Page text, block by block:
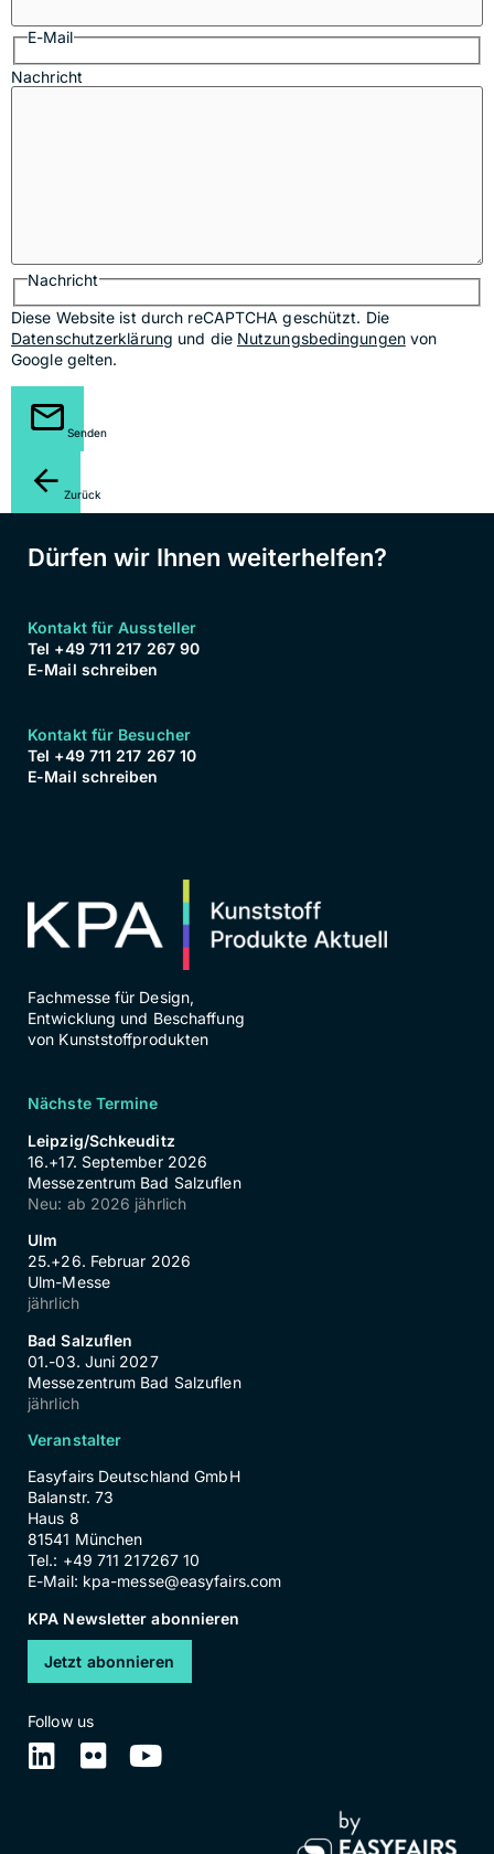
E-Mail
Nachricht
Nachricht
Diese Website ist durch reCAPTCHA geschützt. Die
Datenschutzerklärung und die Nutzungsbedingungenvon
Google gelten.
Senden
Zurück
Dürfen wir Ihnen weiterhelfen?
Kontakt für Aussteller
Tel +49 711 217 267 90
E-Mail schreiben
Kontakt für Besucher
Tel +49 711 217 267 10
E-Mail schreiben
Fachmesse für Design,
Entwicklung und Beschaffung
von Kunststoffprodukten
Nächste Termine
Leipzig/Schkeuditz
16.+17. September 2026
Messezentrum Bad Salzuflen
Neu: ab 2026 jährlich
Ulm
25.+26. Februar 2026
Ulm-Messe
jährlich
Bad Salzuflen
01.-03. Juni 2027
Messezentrum Bad Salzuflen
jährlich
Veranstalter
Easyfairs Deutschland GmbH
Balanstr. 73
Haus 8
81541 München
Tel.: +49 711 217267 10
E-Mail: kpa-messe@easyfairs.com
KPA Newsletter abonnieren
Jetzt abonnieren
Follow us